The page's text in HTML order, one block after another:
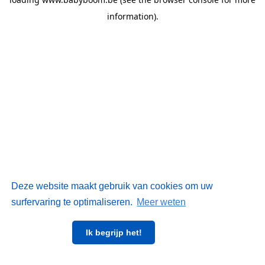
Deze website maakt gebruik van cookies om uw
surfervaring te optimaliseren. Meer weten
Ik begrijp het!
information).